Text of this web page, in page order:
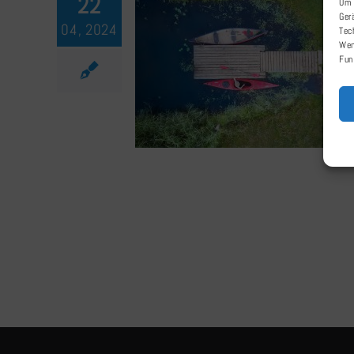
22
04, 2024
Wasserwandern auf
Uecker und Randow